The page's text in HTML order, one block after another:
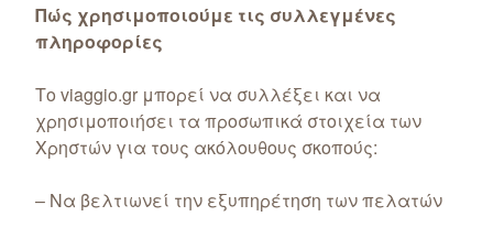
Πώς χρησιμοποιούμε τις συλλεγμένες
πληροφορίες
Το viaggio.gr μπορεί να συλλέξει και να
χρησιμοποιήσει τα προσωπικά στοιχεία των
Χρηστών για τους ακόλουθους σκοπούς:
– Να βελτιωνεί την εξυπηρέτηση των πελατών